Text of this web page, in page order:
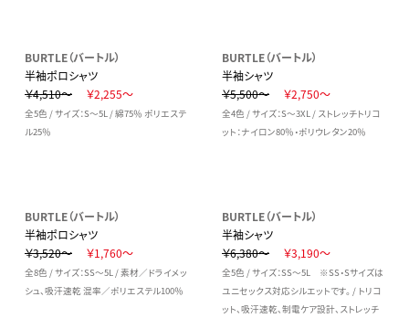
BURTLE（バートル）
半袖ポロシャツ
￥4,510～
￥2,255～
全5色 / サイズ：S～5L / 綿75％ ポリエステ
ル25％
BURTLE（バートル）
半袖シャツ
￥5,500～
￥2,750～
全4色 / サイズ：S～3XL / ストレッチトリコ
ット：ナイロン80％・ポリウレタン20％
BURTLE（バートル）
半袖ポロシャツ
￥3,520～
￥1,760～
全8色 / サイズ：SS～5L / 素材／ドライメッ
シュ、吸汗速乾 混率／ポリエステル100％
BURTLE（バートル）
半袖シャツ
￥6,380～
￥3,190～
全5色 / サイズ：SS～5L ※SS・Sサイズは
ユニセックス対応シルエットです。 / トリコ
ット、吸汗速乾、制電ケア設計、ストレッチ